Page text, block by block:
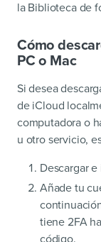
la Biblioteca de
Cómo
PC o Mac
Si desea
de iCloud
computadora o
u otro servicio,
Descargar
Añade tu
tiene 2FA